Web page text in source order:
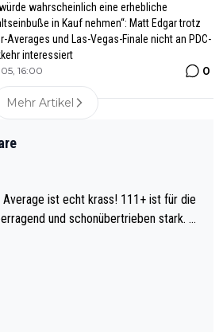
wahrscheinlich eine erhebliche
in Kauf nehmen“: Matt Edgar trotz
Averages und Las-Vegas-Finale nicht an PDC-
interessiert
16:00 0
Mehr Artikel
ist echt krass! 111+ ist für die
und schonübertrieben stark. U